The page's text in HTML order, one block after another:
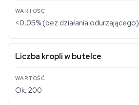
<0,05% (bez działania odurzającego)
Liczba kropli w butelce
Ok. 200